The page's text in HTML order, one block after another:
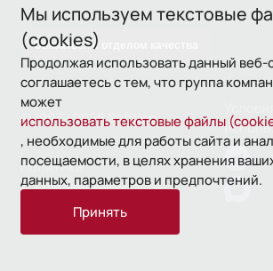
Мы используем текстовые
(cookies)
Продолжая использовать данный веб-
соглашаетесь с тем, что группа
может
использовать текстовые файлы
, необходимые для работы сайта и
посещаемости, в целях хранения
данных, параметров и предпочтений.
Принять
Связаться с отделом качества
© 1993—2026 Softline
Политика
конфиденциальности